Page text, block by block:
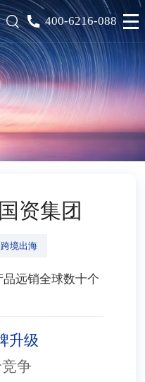
400-6216-088
资集团
跨境出海
远销全球数十个
升级
争